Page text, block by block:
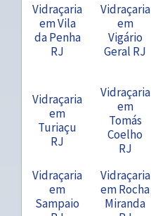
Vidraçaria
em Vila
da Penha
RJ
Vidraçaria
em
Vigário
Geral RJ
Vidraçaria
em
Turiaçu
RJ
Vidraçaria
em
Tomás
Coelho
RJ
Vidraçaria
em
Sampaio
Vidraçaria
em Rocha
Miranda